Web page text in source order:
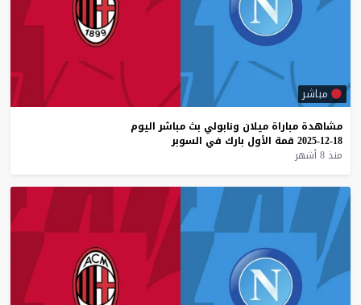
مباشر
مشاهدة مباراة ميلان ونابولي بث مباشر اليوم
18-12-2025
قمة الأول بارك في السوبر
منذ 8 أشهر